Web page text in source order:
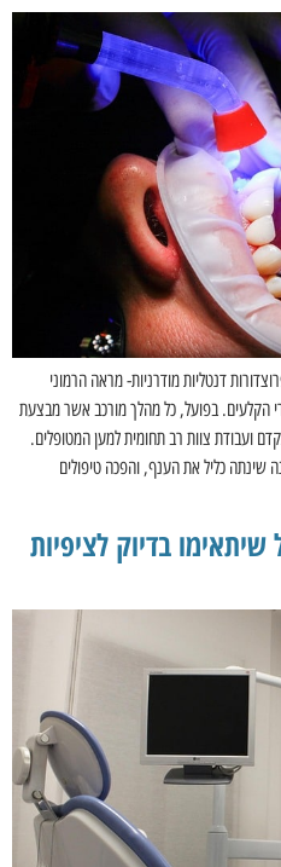
דנטליות מודרניות- מראה הרמוני
הקלעים. בפועל, כל מהלך מורכב אשר מבצעת
ועבודת צוות רב תחומית למען המטופלים.
שינתה כליל את הענף, והפכה טיפולים
בדיוק לציפיות